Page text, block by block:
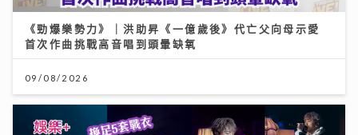
《勁爆樂勢力》｜洪助昇《一億歲後》代亡父向母示愛
首次作曲挑戰高音唱到頭暈缺氧
09/08/2026